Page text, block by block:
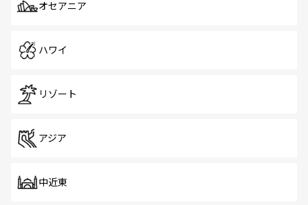
オセアニア
ハワイ
リゾート
アジア
中近東